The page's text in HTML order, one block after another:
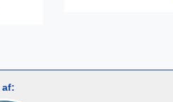
af: